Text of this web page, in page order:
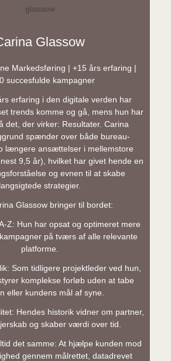
Glassow
Markedsføring | +15 års erfaring |
succesfulde kampagner
erfaring i den digitale verden har
trends komme og gå, mens hun har
det, der virker: Resultater. Carina
spænder over både bureau-
længere ansættelser i mellemstore
9,5 år), hvilket har givet hende en
og evnen til at skabe
langsigtede strategier.
Glassow bringer til bordet:
Z: Hun har opsat og optimeret mere
på tværs af alle relevante
platforme.
Som tidligere projektleder ved hun,
komplekse forløb uden at tabe
eller kundens mål af syne.
Hendes historik vidner om partner,
og skaber værdi over tid.
det samme: At hjælpe kunden mod
gennem målrettet, datadrevet